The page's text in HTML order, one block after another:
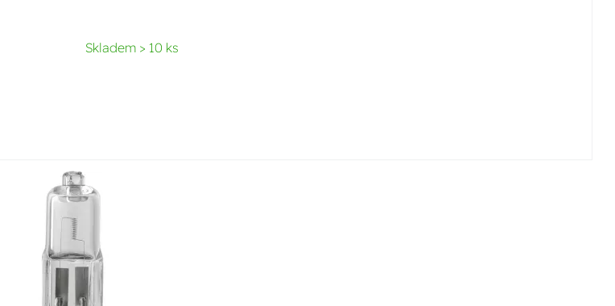
Skladem > 10 ks